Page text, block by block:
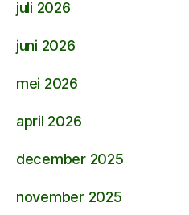
juli 2026
juni 2026
mei 2026
april 2026
december 2025
november 2025